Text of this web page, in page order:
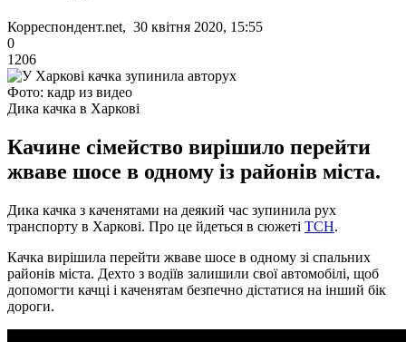
Корреспондент.net, 30 квітня 2020, 15:55
0
1206
Фото: кадр из видео
Дика качка в Харкові
Качине сімейство вирішило перейти
жваве шосе в одному із районів міста.
Дика качка з каченятами на деякий час зупинила рух
транспорту в Харкові. Про це йдеться в сюжеті ТСН.
Качка вирішила перейти жваве шосе в одному зі спальних
районів міста. Дехто з водіїв залишили свої автомобілі, щоб
допомогти качці і каченятам безпечно дістатися на інший бік
дороги.